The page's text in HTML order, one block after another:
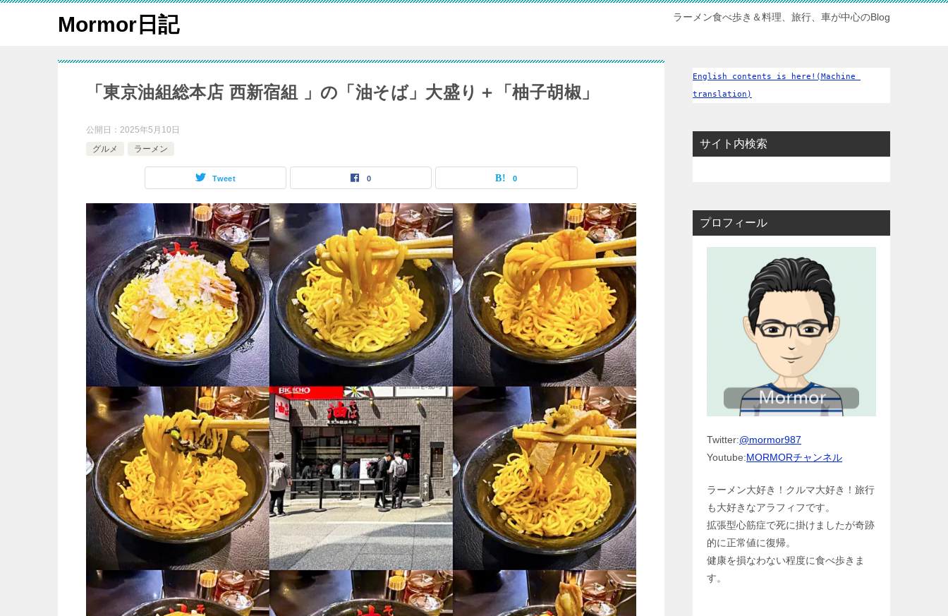
Mormor日記 ラーメン食べ歩き＆料理、旅行、車が中心のBlog
「東京油組総本店 西新宿組 」の「油そば」大盛り＋「柚子胡椒」
公開日： 2025年5月10日
グルメ
ラーメン
Tweet 0 0
English contents is here!(Machine
translation)
サイト内検索
プロフィール
Twitter:@mormor987
Youtube:MORMORチャンネル
ラーメン大好き！クルマ大好き！旅行
も大好きなアラフィフです。
拡張型心筋症で死に掛けましたが奇跡
的に正常値に復帰。
健康を損なわない程度に食べ歩きま
す。